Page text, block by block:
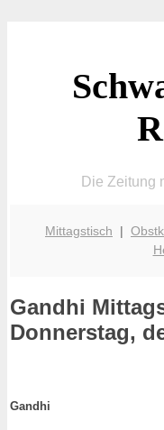
Die Zeitung
Mittagstisch |
Gandhi
Donnerstag,
Gandhi